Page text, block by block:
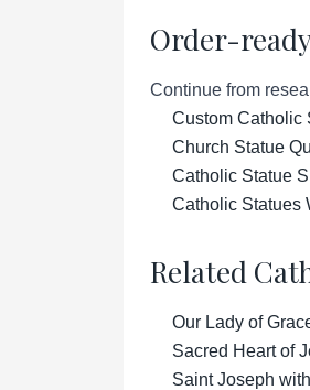
Order-
Continue from
Custom Catholic
Church Statue
Catholic Statue
Catholic Statues
Related
Our Lady of
Sacred Heart of
Saint Joseph